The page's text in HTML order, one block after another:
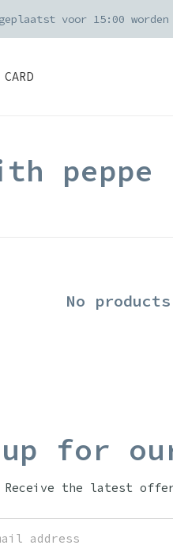
Je online
peppe
No
for
Receive the latest